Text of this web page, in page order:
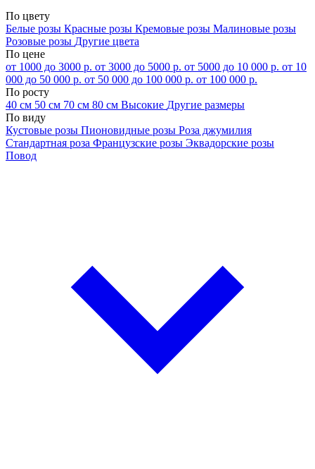
По цвету
Белые розы Красные розы Кремовые розы Малиновые розы
Розовые розы Другие цвета
По цене
от 1000 до 3000 р. от 3000 до 5000 р. от 5000 до 10 000 р. от 10
000 до 50 000 р. от 50 000 до 100 000 р. от 100 000 р.
По росту
40 см 50 см 70 см 80 см Высокие Другие размеры
По виду
Кустовые розы Пионовидные розы Роза джумилия
Стандартная роза Французские розы Эквадорские розы
Повод